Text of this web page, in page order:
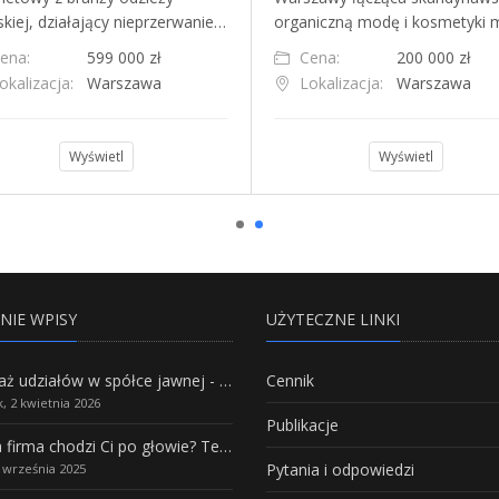
działający nieprzerwanie…
599 000 zł
Warszawa
Wyświetl
organiczną modę i kosmetyki
Cena:
200 000 zł
Lokalizacja:
Warszawa
Wyświetl
WPISY
Sprzedaż udziałów w spółce jawnej - Wszystko, co trzeba wiedzieć.
2 kwietnia 2026
Własna firma chodzi Ci po głowie? Te branże mają największy potencjał rozwoju
2025
UŻYTECZNE LINKI
Cennik
Publikacje
Pytania i odpowiedzi